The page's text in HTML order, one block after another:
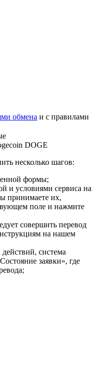
обмена и с правилами
DOGE
несколько шагов:
формы;
и условиями сервиса на
принимаете их,
поле и нажмите
совершить перевод
на нашем
система
заявки», где